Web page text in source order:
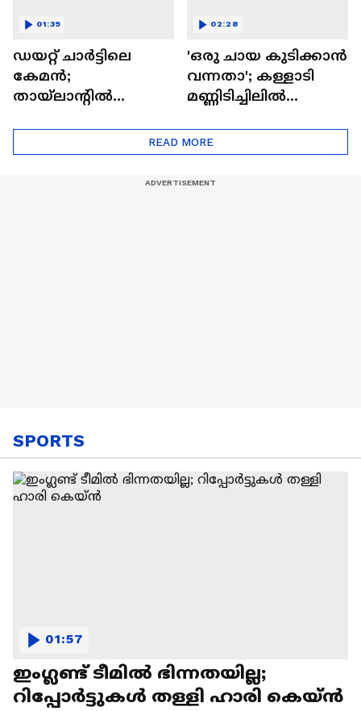
ഡയറ്റ് ചാര്‍ട്ടിലെ
കേമൻ;
തായ്‍ലാന്റിൽ
പിടിച്ച് ലാങ്സാറ്റ്
01:39
'ഒരു ചായ കുടിക്കാൻ
വന്നതാ'; കള്ളാടി
മണ്ണിടിച്ചിലിൽ
ഉപജീവനമാർഗം
കട്ടപ്പുറത്തായ
02:28
READ MORE
SPORTS
ഇംഗ്ലണ്ട് ടീമിൽ ഭിന്നതയില്ല;
റിപ്പോർട്ടുകൾ തള്ളി ഹാരി കെയ്ൻ
01:57